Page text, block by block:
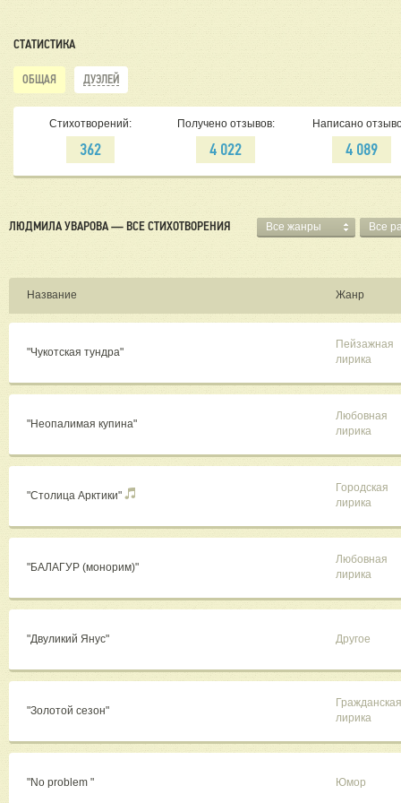
СТАТИСТИКА
ОБЩАЯ ДУЭЛЕЙ
Стихотворений:
362
Получено отзывов:
4 022
Написано
4 089
ЛЮДМИЛА УВАРОВА — ВСЕ СТИХОТВОРЕНИЯ Все жанры Все
Название Жанр
"Чукотская тундра"
Пейзажная
лирика
"Неопалимая купина"
Любовная
лирика
"Столица Арктики"
Городская
лирика
"БАЛАГУР (монорим)"
Любовная
лирика
"Двуликий Янус" Другое
"Золотой сезон"
Гражданская
лирика
"No problem " Юмор